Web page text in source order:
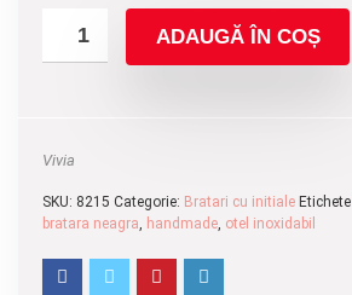
ADAUGĂ ÎN COȘ
Vivia
SKU: 8215 Categorie: Bratari cu initiale Etichete
bratara neagra, handmade, otel inoxidabil